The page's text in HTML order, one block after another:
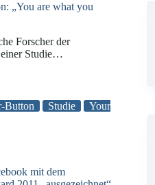
„You are what you
Forscher der
Studie…
Button Studie
Your
mit dem